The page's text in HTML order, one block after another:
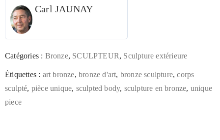
Carl JAUNAY
Catégories : Bronze, SCULPTEUR, Sculpture extérieure
Étiquettes : art bronze,bronze d'art, bronze sculpture,corps
sculpté, pièce unique, sculpted body, sculpture en bronze, unique
piece